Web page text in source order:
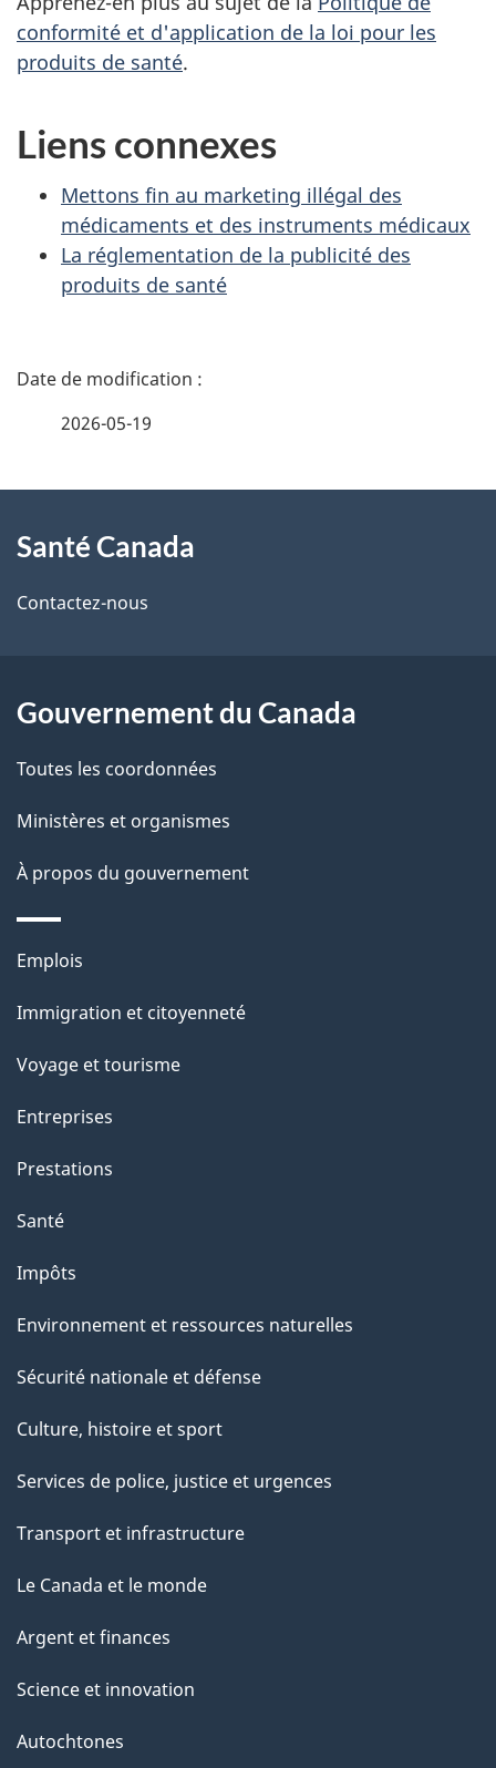
conformité et d'application de la loi pour les
produits de santé.
Liens connexes
Mettons fin au marketing illégal des
médicaments et des instruments médicaux
La réglementation de la publicité des
produits de santé
D
i
l
d
e
p
a
2026-05-19
propos
de
site
Santé Canada
Contactez-nous
Gouvernement du Canada
Toutes les coordonnées
Ministères et organismes
À propos du gouvernement
Thèmes
sujets
Emplois
Immigration et citoyenneté
Voyage et tourisme
Entreprises
Prestations
Santé
Impôts
Environnement et ressources naturelles
Sécurité nationale et défense
Culture, histoire et sport
Services de police, justice et urgences
Transport et infrastructure
Le Canada et le monde
Argent et finances
Science et innovation
Autochtones